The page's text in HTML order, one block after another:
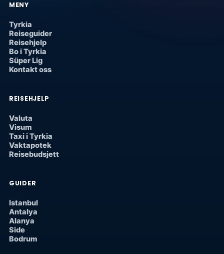
MENY
Tyrkia
Reiseguider
Reisehjelp
Bo i Tyrkia
Süper Lig
Kontakt oss
REISEHJELP
Valuta
Visum
Taxi i Tyrkia
Vaktapotek
Reisebudsjett
GUIDER
Istanbul
Antalya
Alanya
Side
Bodrum